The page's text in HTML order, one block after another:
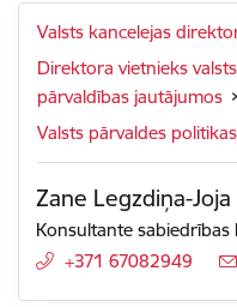
Valsts kancelejas
Direktora vietnieks
pārvaldības jautājumos
Valsts pārvaldes
Zane Legzdiņa-Joja
Konsultante
+371 67082949